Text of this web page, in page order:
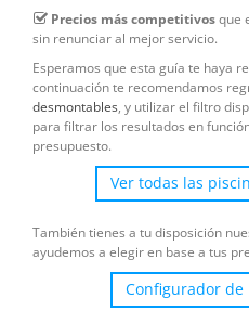
Precios más competitivosque
sin renunciar al mejor servicio.
Esperamos que esta guía te haya
continuación te recomendamos
desmontables, y utilizar el filtro
para filtrar los resultados en
presupuesto.
Ver todas las
También tienes a tu disposición
ayudemos a elegir en base a tus
Configurador de